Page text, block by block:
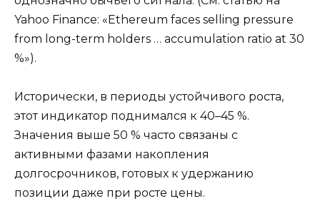
Yahoo Finance: «Ethereum faces selling pressure
from long-term holders … accumulation ratio at 30
%»).
Исторически, в периоды устойчивого роста,
этот индикатор поднимался к 40–45 %.
Значения выше 50 % часто связаны с
активными фазами накопления
долгосрочников, готовых к удержанию
позиции даже при росте цены.